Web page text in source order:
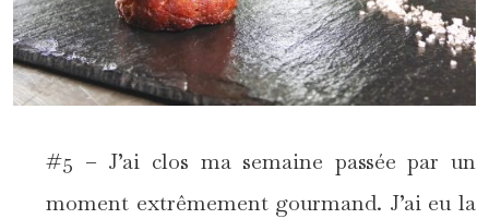
#5 – J’ai clos ma semaine passée par un
moment extrêmement gourmand. J’ai eu la